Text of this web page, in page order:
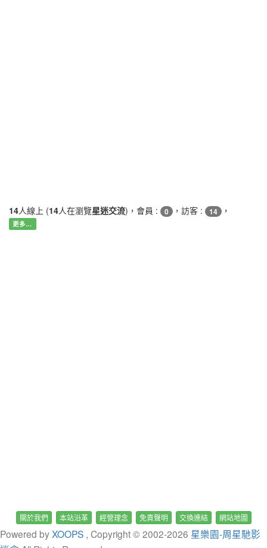
14人線上 (14人在瀏覽星迷交流)，會員 : 0 ，訪客 : 14 ，
更多…
關於我們 本站沿革 經營理念 免責聲明 交換連結 網站地圖
Powered byXOOPS , Copyright © 2002-2026 星樂園-周星馳影